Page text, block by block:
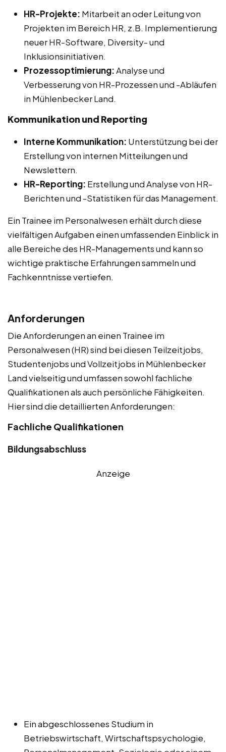
HR-Projekte: Mitarbeit an oder Leitung von
Projekten im Bereich HR, z.B. Implementierung
neuer HR-Software, Diversity- und
Inklusionsinitiativen.
Prozessoptimierung:Analyse und
Verbesserung von HR-Prozessen und -Abläufen
in Mühlenbecker Land.
Kommunikation und Reporting
Interne Kommunikation: Unterstützung bei der
Erstellung von internen Mitteilungen und
Newslettern.
HR-Reporting: Erstellung und Analyse von HR-
Berichten und -Statistiken für das Management.
Ein Trainee im Personalwesen erhält durch diese
vielfältigen Aufgaben einen umfassenden Einblick in
alle Bereiche des HR-Managements und kann so
wichtige praktische Erfahrungen sammeln und
Fachkenntnisse vertiefen.
Anforderungen
Die Anforderungen an einen Trainee im
Personalwesen (HR) sind bei diesen Teilzeitjobs,
Studentenjobs und Vollzeitjobs in Mühlenbecker
Land vielseitig und umfassen sowohl fachliche
Qualifikationen als auch persönliche Fähigkeiten.
Hier sind die detaillierten Anforderungen:
Fachliche Qualifikationen
Bildungsabschluss
Anzeige
Ein abgeschlossenes Studium in
Betriebswirtschaft, Wirtschaftspsychologie,